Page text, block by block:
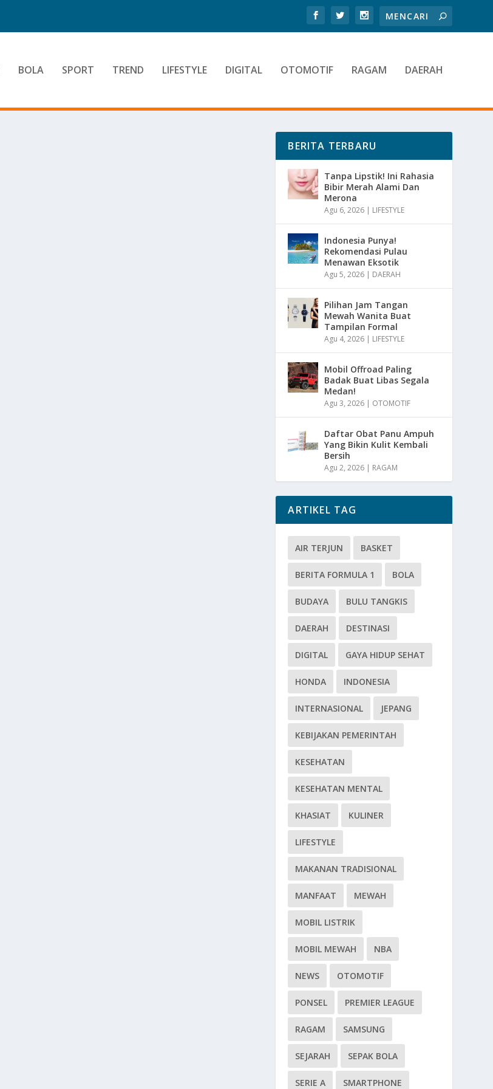
BOLA SPORT TREND LIFESTYLE DIGITAL OTOMOTIF RAGAM DAERAH
BERITA TERBARU
Tanpa Lipstik! Ini Rahasia
Bibir Merah Alami Dan
Merona
Agu 6, 2026 | LIFESTYLE
Indonesia Punya!
Rekomendasi Pulau
Menawan Eksotik
Agu 5, 2026 | DAERAH
Pilihan Jam Tangan
Mewah Wanita Buat
Tampilan Formal
Agu 4, 2026 | LIFESTYLE
Mobil Offroad Paling
Badak Buat Libas Segala
Medan!
Agu 3, 2026 | OTOMOTIF
Daftar Obat Panu Ampuh
Yang Bikin Kulit Kembali
Bersih
Agu 2, 2026 | RAGAM
ARTIKEL TAG
AIR TERJUN BASKET
BERITA FORMULA 1 BOLA
BUDAYA BULU TANGKIS
DAERAH DESTINASI
DIGITAL GAYA HIDUP SEHAT
HONDA INDONESIA
INTERNASIONAL JEPANG
KEBIJAKAN PEMERINTAH
KESEHATAN
KESEHATAN MENTAL
KHASIAT KULINER
LIFESTYLE
MAKANAN TRADISIONAL
MANFAAT MEWAH
MOBIL LISTRIK
MOBIL MEWAH NBA
NEWS OTOMOTIF
PONSEL PREMIER LEAGUE
RAGAM SAMSUNG
SEJARAH SEPAK BOLA
SERIE A SMARTPHONE